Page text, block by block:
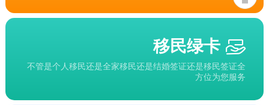
移民绿卡
不管是个人移民还是全家移民还是结婚签证还是移民签证全
方位为您服务